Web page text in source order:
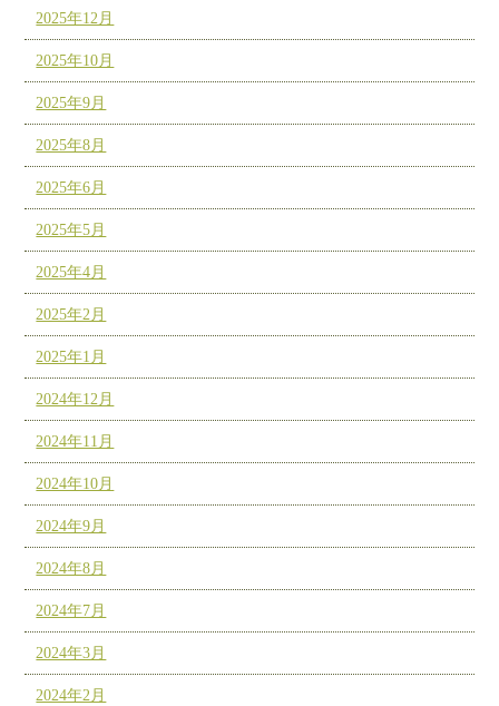
2025年12月
2025年10月
2025年9月
2025年8月
2025年6月
2025年5月
2025年4月
2025年2月
2025年1月
2024年12月
2024年11月
2024年10月
2024年9月
2024年8月
2024年7月
2024年3月
2024年2月